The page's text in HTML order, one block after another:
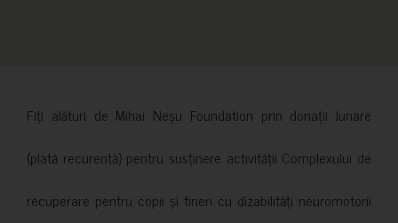
Fiți alături de Mihai Neșu Foundation prin donații lunare
(plată recurentă) pentru susținere activității Complexului de
recuperare pentru copii și tineri cu dizabilități neuromotorii